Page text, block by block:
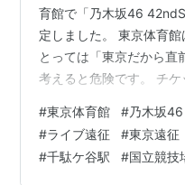
育館で「乃木坂46
定しました。 東京体育
とっては「東京だから直
考えると危険です。 チ
いる間にも、条件の良い
あります。 特に遠方から
の段階でやるべきなのは
#東京体育館 #乃木坂46
#ライブ遠征 #東京遠征
#千駄ケ谷駅 #国立競技